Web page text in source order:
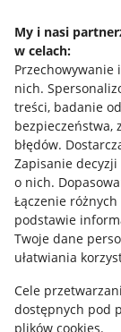
My i nasi
w celach:
nich.
treści, badanie
bezpieczeństwa,
błędów.
Zapisanie
o nich.
Łączenie
podstawie
Twoje dane
ułatwiania
Cele
dostępnych pod
plików cookies.
Allegro Gadane
Allegro Gadane
Mapa
Informacje
Regulamin
Polityka plików
Ustawienia
Udostępnianie
Informacje dla